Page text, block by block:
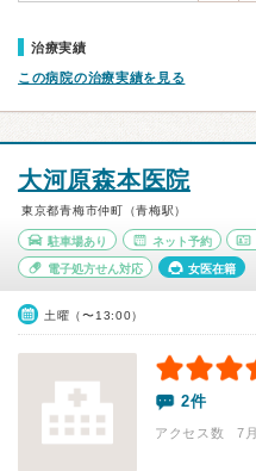
治療実績
この病院の治療実績を見る
大河原森本医院
東京都青梅市仲町（青梅駅）
駐車場あり ネット予約
電子処方せん対応 女医在籍
土曜（〜13:00）
2件
アクセス数 7